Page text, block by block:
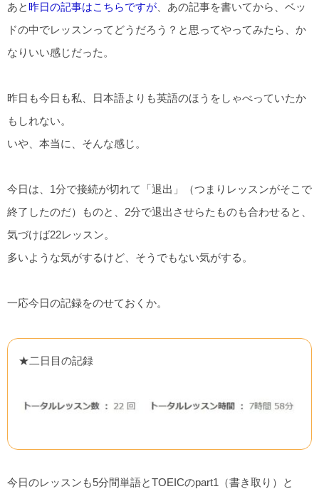
あと昨日の記事はこちらですが 、あの記事を書いてから、ベッ
ドの中でレッスンってどうだろう？と思ってやってみたら、か
なりいい感じだった。
昨日も今日も私、日本語よりも英語のほうをしゃべっていたか
もしれない。
いや、本当に、そんな感じ。
今日は、1分で接続が切れて「退出」（つまりレッスンがそこで
終了したのだ）ものと、2分で退出させらたものも合わせると、
気づけば22レッスン。
多いような気がするけど、そうでもない気がする。
一応今日の記録をのせておくか。
★二日目の記録
今日のレッスンも5分間単語とTOEICのpart1（書き取り）と